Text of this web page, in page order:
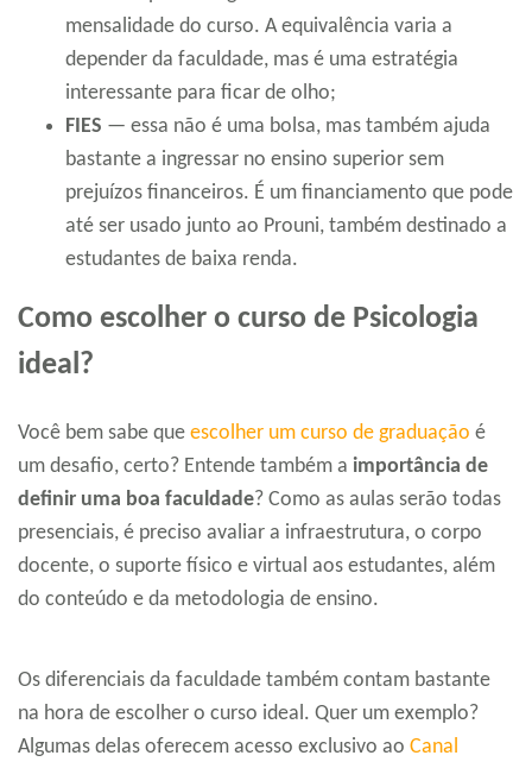
mensalidade do curso. A equivalência varia a
depender da faculdade, mas é uma estratégia
interessante para ficar de olho;
FIES — essa não é uma bolsa, mas também ajuda
bastante a ingressar no ensino superior sem
prejuízos financeiros. É um financiamento que pode
até ser usado junto ao Prouni, também destinado a
estudantes de baixa renda.
Como escolher o curso de Psicologia
ideal?
Você bem sabe que escolher um curso de graduação é
um desafio, certo? Entende também a importância de
definir uma boa faculdade? Como as aulas serão todas
presenciais, é preciso avaliar a infraestrutura, o corpo
docente, o suporte físico e virtual aos estudantes, além
do conteúdo e da metodologia de ensino.
Os diferenciais da faculdade também contam bastante
na hora de escolher o curso ideal. Quer um exemplo?
Algumas delas oferecem acesso exclusivo ao Canal